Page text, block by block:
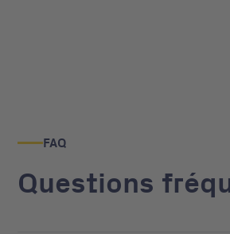
FAQ
Questions